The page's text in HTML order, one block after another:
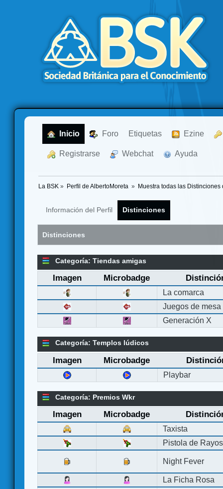
Inicio Foro Etiquetas Ezine
Registrarse Webchat Ayuda
La BSK » Perfil de AlbertoMoreta » Muestra todas las Distinciones
Información del Perfil Distinciones
Distinciones
Categoría: Tiendas amigas
Imagen Microbadge
La comarca
Juegos de mesa
Generación X
Categoría: Templos lúdicos
Imagen Microbadge
Playbar
Categoría: Premios Wkr
Imagen Microbadge
Taxista
Pistola de Rayos
Night Fever
La Ficha Rosa